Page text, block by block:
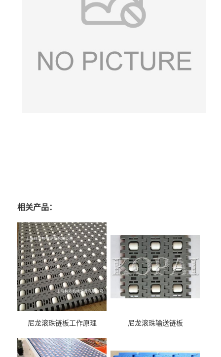
相关产品：
尼龙滚珠链板工作原理 尼龙滚珠输送链板